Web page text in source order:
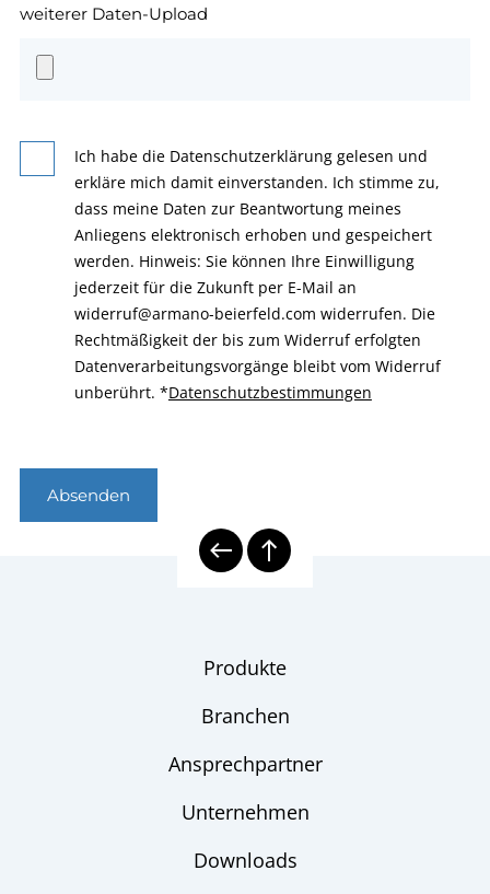
weiterer Daten-Upload
Ich habe die Datenschutzerklärung gelesen und
erkläre mich damit einverstanden. Ich stimme zu,
dass meine Daten zur Beantwortung meines
Anliegens elektronisch erhoben und gespeichert
werden. Hinweis: Sie können Ihre Einwilligung
jederzeit für die Zukunft per E-Mail an
widerruf@armano-beierfeld.com widerrufen. Die
Rechtmäßigkeit der bis zum Widerruf erfolgten
Datenverarbeitungsvorgänge bleibt vom Widerruf
unberührt. *Datenschutzbestimmungen
Absenden
Produkte
Branchen
Ansprechpartner
Unternehmen
Downloads